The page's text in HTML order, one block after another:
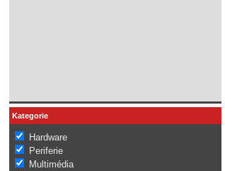
Kategorie
Hardware
Periferie
Multimédia